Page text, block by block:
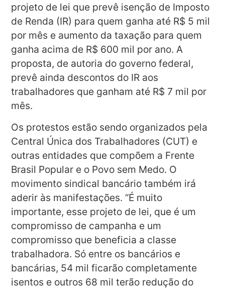
projeto de lei que prevê isenção de Imposto
de Renda (IR) para quem ganha até R$ 5 mil
por mês e aumento da taxação para quem
ganha acima de R$ 600 mil por ano. A
proposta, de autoria do governo federal,
prevê ainda descontos do IR aos
trabalhadores que ganham até R$ 7 mil por
mês.
Os protestos estão sendo organizados pela
Central Única dos Trabalhadores (CUT) e
outras entidades que compõem a Frente
Brasil Popular e o Povo sem Medo. O
movimento sindical bancário também irá
aderir às manifestações. “É muito
importante, esse projeto de lei, que é um
compromisso de campanha e um
compromisso que beneficia a classe
trabalhadora. Só entre os bancários e
bancárias, 54 mil ficarão completamente
isentos e outros 68 mil terão redução do